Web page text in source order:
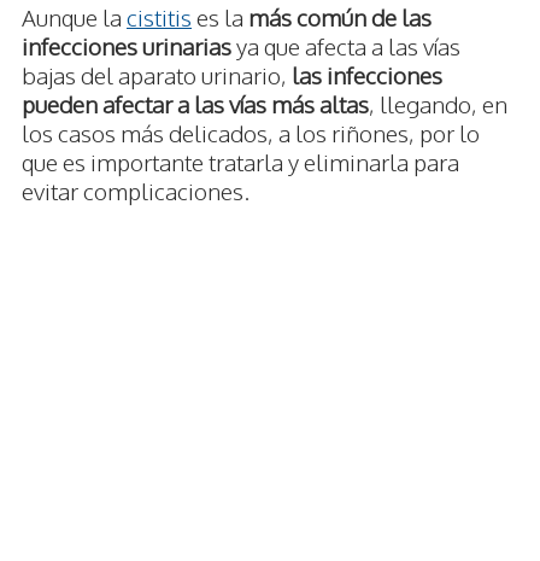
Aunque la cistitis es la más común de las
infecciones urinariasya que afecta a las vías
bajas del aparato urinario, las infecciones
pueden afectar a las vías más altas, llegando, en
los casos más delicados, a los riñones, por lo
que es importante tratarla y eliminarla para
evitar complicaciones.